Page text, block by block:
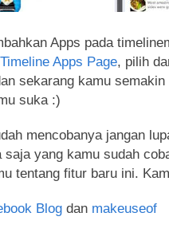
Apps pada
Timeline Apps Page, pilih
sekarang kamu
suka :)
mencobanya jangan
saja yang kamu sudah
tentang fitur baru ini.
Blog dan makeuseof